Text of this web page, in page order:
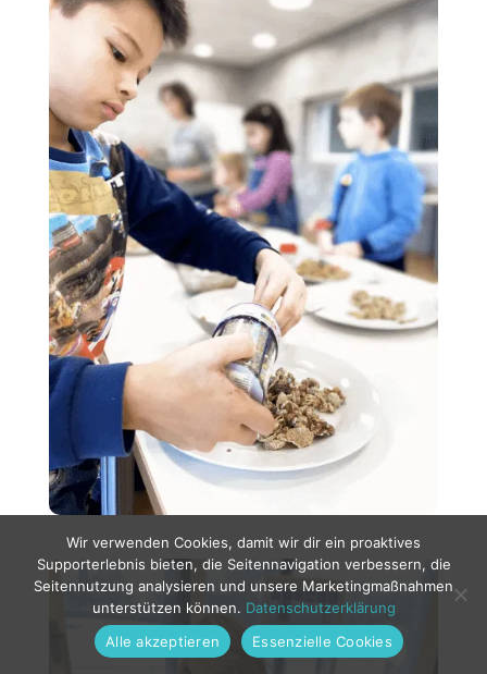
Wir verwenden Cookies, damit wir dir ein proaktives
Supporterlebnis bieten, die Seitennavigation verbessern, die
Seitennutzung analysieren und unsere Marketingmaßnahmen
unterstützen können. Datenschutzerklärung
Alle akzeptieren
Essenzielle Cookies